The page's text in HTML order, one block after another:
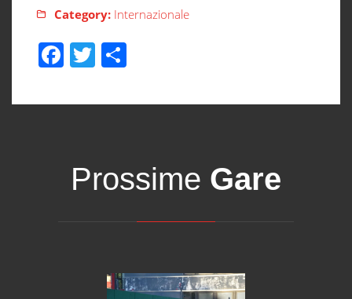
Category: Internazionale
Facebook
Twitter
Prossime Gare